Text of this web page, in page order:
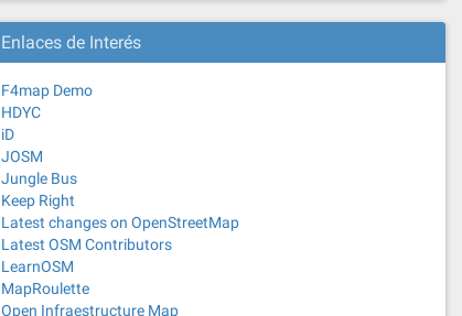
Enlaces de Interés
F4map Demo
HDYC
iD
JOSM
Jungle Bus
Keep Right
Latest changes on OpenStreetMap
Latest OSM Contributors
LearnOSM
MapRoulette
Open Infraestructure Map